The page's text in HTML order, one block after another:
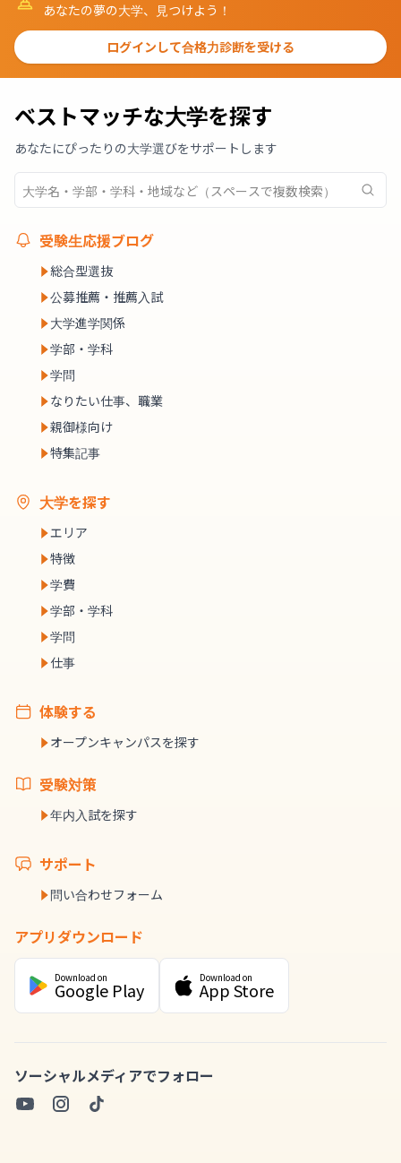
あなたの夢の大学、見つけよう！
ログインして合格力診断を受ける
ベストマッチな大学を探す
あなたにぴったりの大学選びをサポートします
受験生応援ブログ
総合型選抜
公募推薦・推薦入試
大学進学関係
学部・学科
学問
なりたい仕事、職業
親御様向け
特集記事
大学を探す
エリア
特徴
学費
学部・学科
学問
仕事
体験する
オープンキャンパスを探す
受験対策
年内入試を探す
サポート
問い合わせフォーム
アプリダウンロード
Download on
Google Play
Download on
App Store
ソーシャルメディアでフォロー